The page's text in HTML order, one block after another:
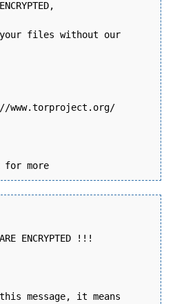
your files without our
www.torproject.org/
for more
ENCRYPTED !!!
message, it means